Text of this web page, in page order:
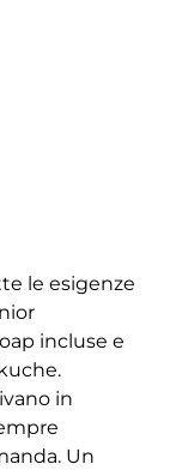
le esigenze
incluse e
in
Un